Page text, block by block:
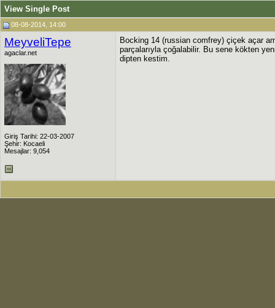
View Single Post
08-08-2014, 14:00
MeyveliTepe
agaclar.net
Giriş Tarihi: 22-03-2007
Şehir: Kocaeli
Mesajlar: 9,054
Bocking 14 (russian comfrey) çiçek açar
parçalarıyla çoğalabilir. Bu sene kökten
dipten kestim.